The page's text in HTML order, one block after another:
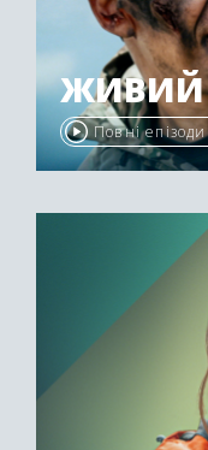
ЖИВИЙ
Повні епізоди